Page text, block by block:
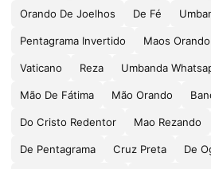
Orando De Joelhos De Fé
Pentagrama Invertido Maos Orando
Vaticano Reza Umbanda
Mão De Fátima Mão Orando
Do Cristo Redentor Mao Rezando
De Pentagrama Cruz Preta De